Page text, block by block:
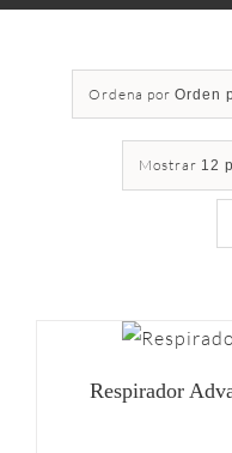
Ordena por Orden
Mostrar 12
Respirador